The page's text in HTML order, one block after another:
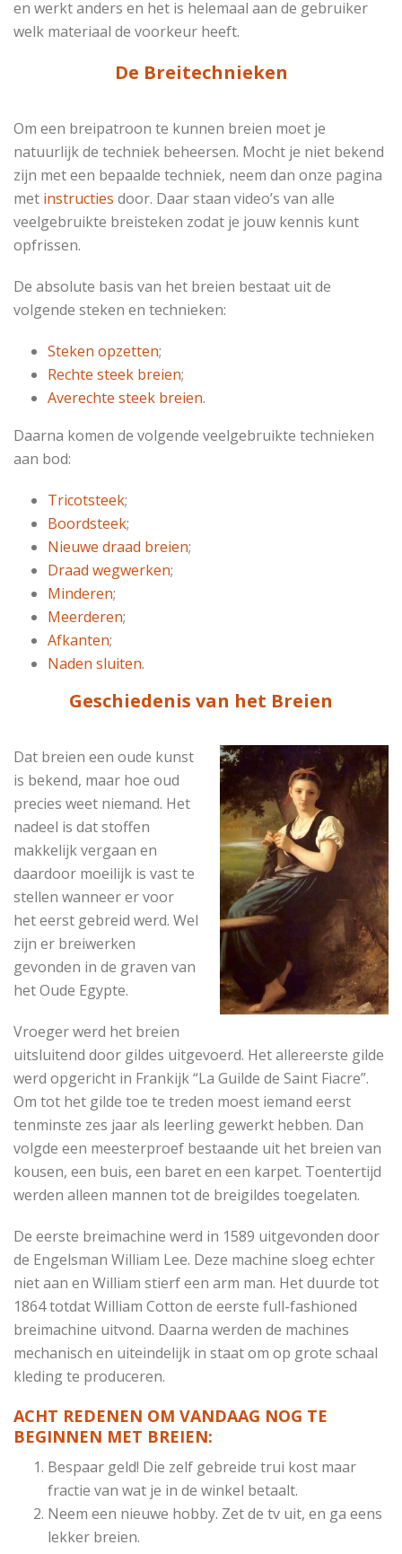
en werkt anders en het is helemaal aan de gebruiker
welk materiaal de voorkeur heeft.
De Breitechnieken
Om een breipatroon te kunnen breien moet je
natuurlijk de techniek beheersen. Mocht je niet bekend
zijn met een bepaalde techniek, neem dan onze pagina
met instructies door. Daar staan video’s van alle
veelgebruikte breisteken zodat je jouw kennis kunt
opfrissen.
De absolute basis van het breien bestaat uit de
volgende steken en technieken:
Steken opzetten;
Rechte steek breien;
Averechte steek breien.
Daarna komen de volgende veelgebruikte technieken
aan bod:
Tricotsteek;
Boordsteek;
Nieuwe draad breien;
Draad wegwerken;
Minderen;
Meerderen;
Afkanten;
Naden sluiten.
Geschiedenis van het Breien
Dat breien een oude kunst
is bekend, maar hoe oud
precies weet niemand. Het
nadeel is dat stoffen
makkelijk vergaan en
daardoor moeilijk is vast te
stellen wanneer er voor
het eerst gebreid werd. Wel
zijn er breiwerken
gevonden in de graven van
het Oude Egypte.
Vroeger werd het breien
uitsluitend door gildes uitgevoerd. Het allereerste gilde
werd opgericht in Frankijk “La Guilde de Saint Fiacre”.
Om tot het gilde toe te treden moest iemand eerst
tenminste zes jaar als leerling gewerkt hebben. Dan
volgde een meesterproef bestaande uit het breien van
kousen, een buis, een baret en een karpet. Toentertijd
werden alleen mannen tot de breigildes toegelaten.
De eerste breimachine werd in 1589 uitgevonden door
de Engelsman William Lee. Deze machine sloeg echter
niet aan en William stierf een arm man. Het duurde tot
1864 totdat William Cotton de eerste full-fashioned
breimachine uitvond. Daarna werden de machines
mechanisch en uiteindelijk in staat om op grote schaal
kleding te produceren.
ACHT REDENEN OM VANDAAG NOG TE
BEGINNEN MET BREIEN:
Bespaar geld! Die zelf gebreide trui kost maar
fractie van wat je in de winkel betaalt.
Neem een nieuwe hobby. Zet de tv uit, en ga eens
lekker breien.